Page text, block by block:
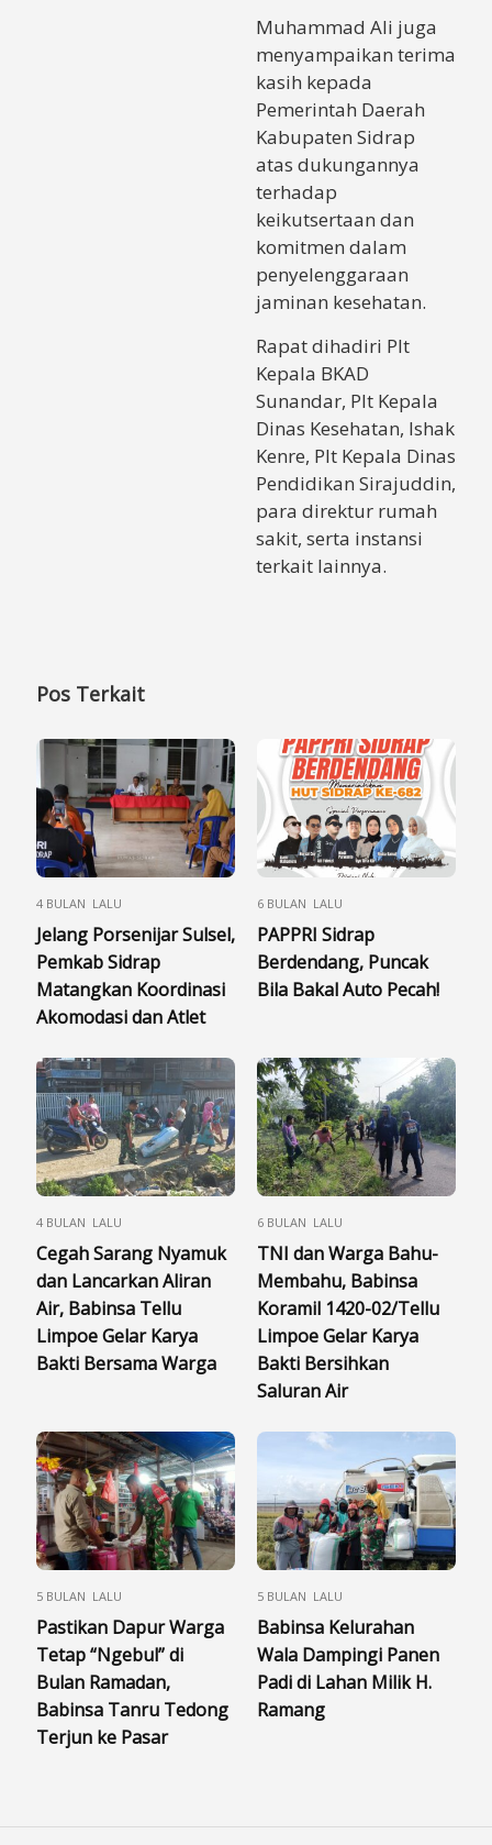
Muhammad Ali juga
menyampaikan terima
kasih kepada
Pemerintah Daerah
Kabupaten Sidrap
atas dukungannya
terhadap
keikutsertaan dan
komitmen dalam
penyelenggaraan
jaminan kesehatan.
Rapat dihadiri Plt
Kepala BKAD
Sunandar, Plt Kepala
Dinas Kesehatan, Ishak
Kenre, Plt Kepala Dinas
Pendidikan Sirajuddin,
para direktur rumah
sakit, serta instansi
terkait lainnya.
Pos Terkait
4 BULAN LALU
Jelang Porsenijar Sulsel,
Pemkab Sidrap
Matangkan Koordinasi
Akomodasi dan Atlet
6 BULAN LALU
PAPPRI Sidrap
Berdendang, Puncak
Bila Bakal Auto Pecah!
4 BULAN LALU
Cegah Sarang Nyamuk
dan Lancarkan Aliran
Air, Babinsa Tellu
Limpoe Gelar Karya
Bakti Bersama Warga
6 BULAN LALU
TNI dan Warga Bahu-
Membahu, Babinsa
Koramil 1420-02/Tellu
Limpoe Gelar Karya
Bakti Bersihkan
Saluran Air
5 BULAN LALU
Pastikan Dapur Warga
Tetap “Ngebul” di
Bulan Ramadan,
Babinsa Tanru Tedong
Terjun ke Pasar
5 BULAN LALU
Babinsa Kelurahan
Wala Dampingi Panen
Padi di Lahan Milik H.
Ramang